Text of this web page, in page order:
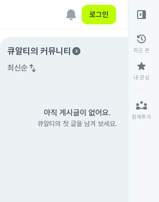
로그인
큐알티 의 커뮤니티 expand_circle_right
최신순 swap_vert
아직 게시글이 없어요.
큐알티의 첫 글을 남겨 보세요.
right_panel_open
history
최근 본
star
내 관심
partner_exchange
함께투자